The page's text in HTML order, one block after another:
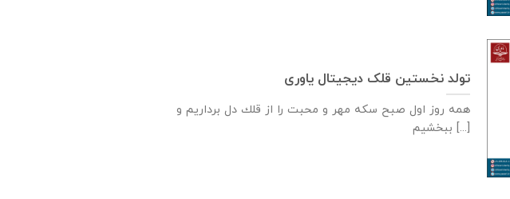
تولد نخستین قلک دیجیتال یاوری
همه روز اول صبح سكه مهر و محبت را از قلك دل برداريم و
ببخشيم [...]